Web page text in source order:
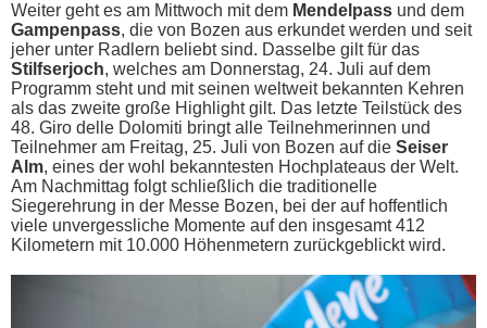
Weiter geht es am Mittwoch mit dem Mendelpass und dem
Gampenpass, die von Bozen aus erkundet werden und seit
jeher unter Radlern beliebt sind. Dasselbe gilt für das
Stilfserjoch, welches am Donnerstag, 24. Juli auf dem
Programm steht und mit seinen weltweit bekannten Kehren
als das zweite große Highlight gilt. Das letzte Teilstück des
48. Giro delle Dolomiti bringt alle Teilnehmerinnen und
Teilnehmer am Freitag, 25. Juli von Bozen auf die Seiser
Alm, eines der wohl bekanntesten Hochplateaus der Welt.
Am Nachmittag folgt schließlich die traditionelle
Siegerehrung in der Messe Bozen, bei der auf hoffentlich
viele unvergessliche Momente auf den insgesamt 412
Kilometern mit 10.000 Höhenmetern zurückgeblickt wird.